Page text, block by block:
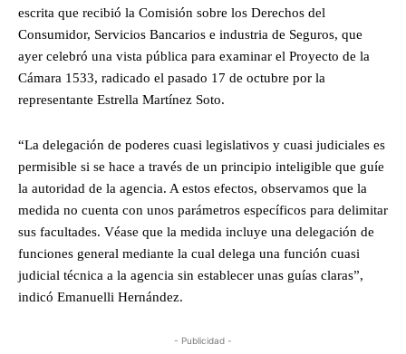
escrita que recibió la Comisión sobre los Derechos del
Consumidor, Servicios Bancarios e industria de Seguros, que
ayer celebró una vista pública para examinar el Proyecto de la
Cámara 1533, radicado el pasado 17 de octubre por la
representante Estrella Martínez Soto.
“La delegación de poderes cuasi legislativos y cuasi judiciales es
permisible si se hace a través de un principio inteligible que guíe
la autoridad de la agencia. A estos efectos, observamos que la
medida no cuenta con unos parámetros específicos para delimitar
sus facultades. Véase que la medida incluye una delegación de
funciones general mediante la cual delega una función cuasi
judicial técnica a la agencia sin establecer unas guías claras”,
indicó Emanuelli Hernández.
- Publicidad -